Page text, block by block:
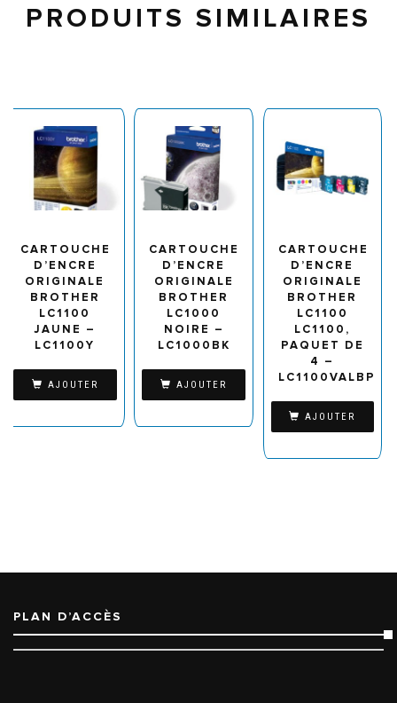
PRODUITS SIMILAIRES
CARTOUCHE
D’ENCRE
ORIGINALE
BROTHER
LC1100
JAUNE –
LC1100Y
AJOUTER
CARTOUCHE
D’ENCRE
ORIGINALE
BROTHER
LC1000
NOIRE –
LC1000BK
AJOUTER
CARTOUCHE
D’ENCRE
ORIGINALE
BROTHER
LC1100
LC1100,
PAQUET DE
4 –
LC1100VALBP
AJOUTER
PLAN D’ACCÈS